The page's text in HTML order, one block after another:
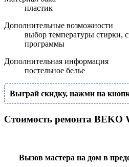
пластик
Дополнительные возможности
выбор температуры стирки,
программы
Дополнительная информация
постельное белье
Выграй скидку, нажми на
Стоимость ремонта BEKO
Вызов мастера на дом в